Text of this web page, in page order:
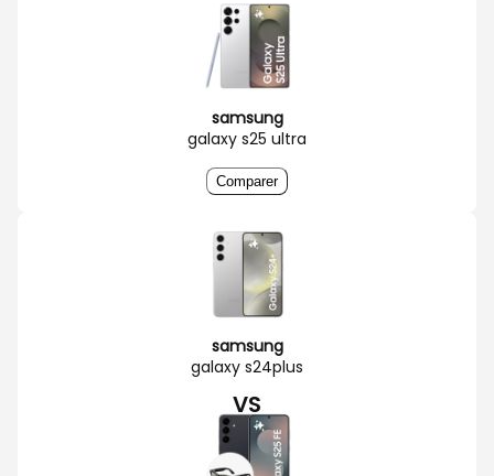
samsung
galaxy s25 ultra
Comparer
samsung
galaxy s24plus
VS